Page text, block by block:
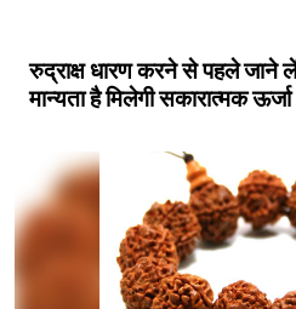
रुद्राक्ष धारण करने से पहले जाने
मान्यता है मिलेगी सकारात्मक ऊर्जा